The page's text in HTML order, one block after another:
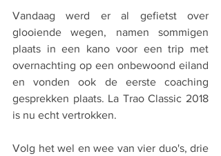
Vandaag werd er al gefietst over
glooiende wegen, namen sommigen
plaats in een kano voor een trip met
overnachting op een onbewoond eiland
en vonden ook de eerste coaching
gesprekken plaats. La Trao Classic 2018
is nu echt vertrokken.
Volg het wel en wee van vier duo's, drie